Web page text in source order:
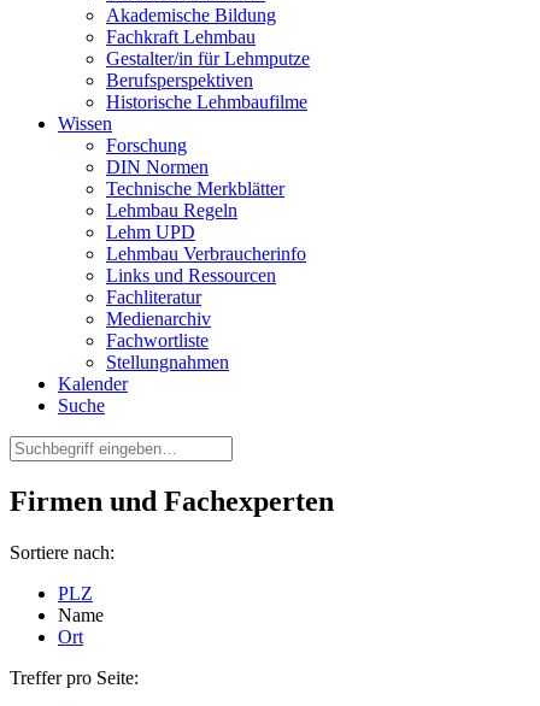
Akademische Bildung
Fachkraft Lehmbau
Gestalter/in für Lehmputze
Berufsperspektiven
Historische Lehmbaufilme
Wissen
Forschung
DIN Normen
Technische Merkblätter
Lehmbau Regeln
Lehm UPD
Lehmbau Verbraucherinfo
Links und Ressourcen
Fachliteratur
Medienarchiv
Fachwortliste
Stellungnahmen
Kalender
Suche
Firmen und Fachexperten
Sortiere nach:
PLZ
Name
Ort
Treffer pro Seite: